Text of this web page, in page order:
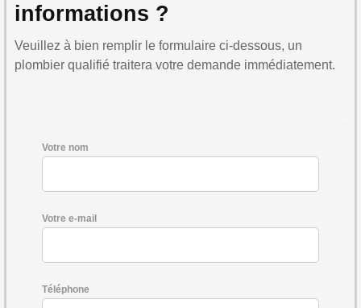
informations ?
Veuillez à bien remplir le formulaire ci-dessous, un
plombier qualifié traitera votre demande immédiatement.
Votre nom
Votre e-mail
Téléphone